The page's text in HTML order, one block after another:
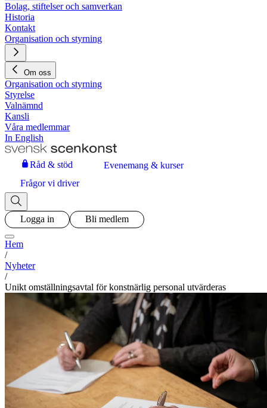
Bolag, stiftelser och samverkan
Historia
Kontakt
Organisation och styrning
Om oss
Organisation och styrning
Styrelse
Valnämnd
Kansli
Våra medlemmar
In English
Råd & stöd
Evenemang & kurser
Frågor vi driver
Logga in Bli medlem
Hem
/
Nyheter
/
Unikt omställningsavtal för konstnärlig personal utvärderas